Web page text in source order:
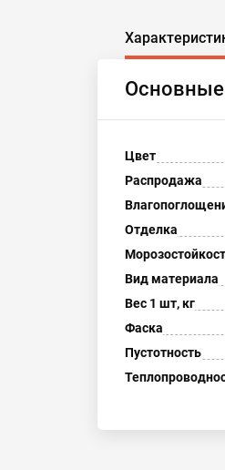
Основные
Цвет
Распродажа
Отделка
Вид материала
Вес 1 шт, кг
Фаска
Пустотность